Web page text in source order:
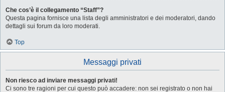
Che cos’è il collegamento “Staff”?
Questa pagina fornisce una lista degli amministratori e dei moderatori, dando
dettagli sui forum da loro moderati.
Top
Messaggi privati
Non riesco ad inviare messaggi privati!
Ci sono tre ragioni per cui questo può accadere: non sei registrato o non hai